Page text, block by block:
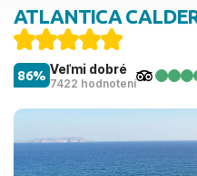
ATLANTICA
Veľmi dobré
7422 hodnotení
86%